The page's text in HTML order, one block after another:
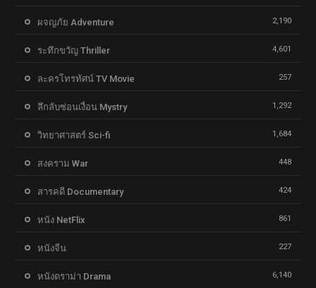
ผจญภัย Adventure 2,190
ระทึกขวัญ Thriller 4,601
ละครโทรทัศน์ TV Movie 257
ลึกลับซ่อนเงื่อน Mystry 1,292
วิทยาศาสตร์ Sci-fi 1,684
สงคราม War 448
สารคดี Documentary 424
หนัง NetFlix 861
หนังจีน 227
หนังดราม่า Drama 6,140